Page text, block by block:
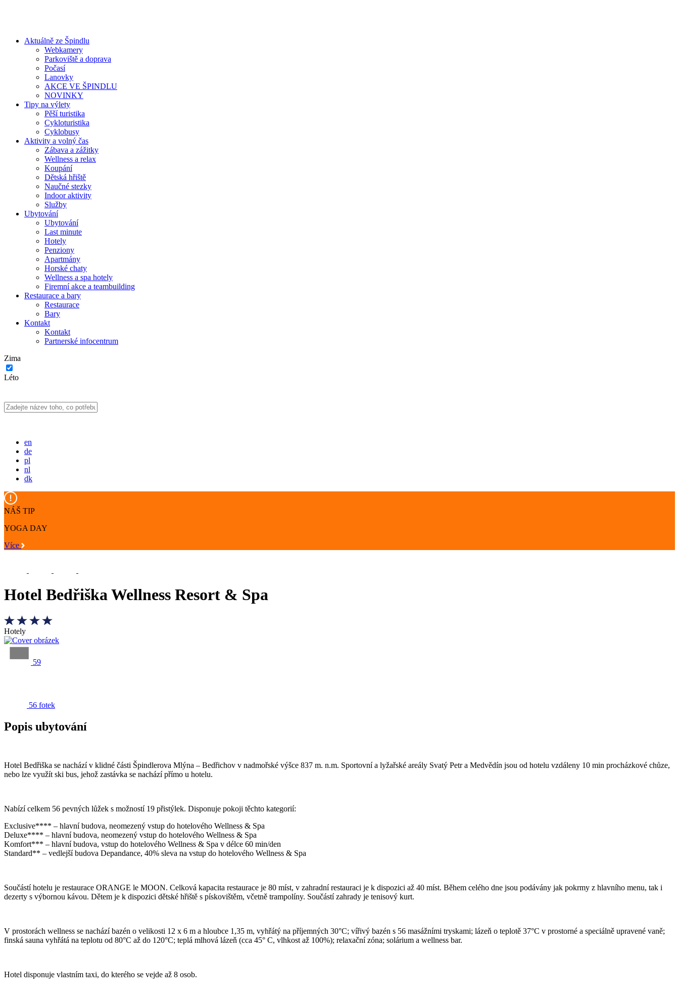
Aktuálně ze Špindlu
Webkamery
Parkoviště a doprava
Počasí
Lanovky
AKCE VE ŠPINDLU
NOVINKY
Tipy na výlety
Pěší turistika
Cykloturistika
Cyklobusy
Aktivity a volný čas
Zábava a zážitky
Wellness a relax
Koupání
Dětská hřiště
Naučné stezky
Indoor aktivity
Služby
Ubytování
Ubytování
Last minute
Hotely
Penziony
Apartmány
Horské chaty
Wellness a spa hotely
Firemní akce a teambuilding
Restaurace a bary
Restaurace
Bary
Kontakt
Kontakt
Partnerské infocentrum
Zima
Léto
en
de
pl
nl
dk
NÁŠ TIP
YOGA DAY
Více
Hotel Bedřiška Wellness Resort & Spa
Hotely
59
56 fotek
Popis ubytování
Hotel Bedřiška se nachází v klidné části Špindlerova Mlýna – Bedřichov v nadmořské výšce 837 m. n.m. Sportovní a lyžařské areály Svatý Petr a Medvědín jsou od hotelu vzdáleny 10 min procházkové chůze,
nebo lze využít ski bus, jehož zastávka se nachází přímo u hotelu.
Nabízí celkem 56 pevných lůžek s možností 19 přistýlek. Disponuje pokoji těchto kategorií:
Exclusive**** – hlavní budova, neomezený vstup do hotelového Wellness & Spa
Deluxe**** – hlavní budova, neomezený vstup do hotelového Wellness & Spa
Komfort*** – hlavní budova, vstup do hotelového Wellness & Spa v délce 60 min/den
Standard** – vedlejší budova Depandance, 40% sleva na vstup do hotelového Wellness & Spa
Součástí hotelu je restaurace ORANGE le MOON. Celková kapacita restaurace je 80 míst, v zahradní restauraci je k dispozici až 40 míst. Během celého dne jsou podávány jak pokrmy z hlavního menu, tak i
dezerty s výbornou kávou. Dětem je k dispozici dětské hřiště s pískovištěm, včetně trampolíny. Součástí zahrady je tenisový kurt.
V prostorách wellness se nachází bazén o velikosti 12 x 6 m a hloubce 1,35 m, vyhřátý na příjemných 30°C; vířivý bazén s 56 masážními tryskami; lázeň o teplotě 37°C v prostorné a speciálně upravené vaně;
finská sauna vyhřátá na teplotu od 80°C až do 120°C; teplá mlhová lázeň (cca 45° C, vlhkost až 100%); relaxační zóna; solárium a wellness bar.
Hotel disponuje vlastním taxi, do kterého se vejde až 8 osob.